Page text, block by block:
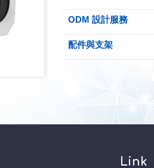
ODM 設計服務
配件與支架
Link